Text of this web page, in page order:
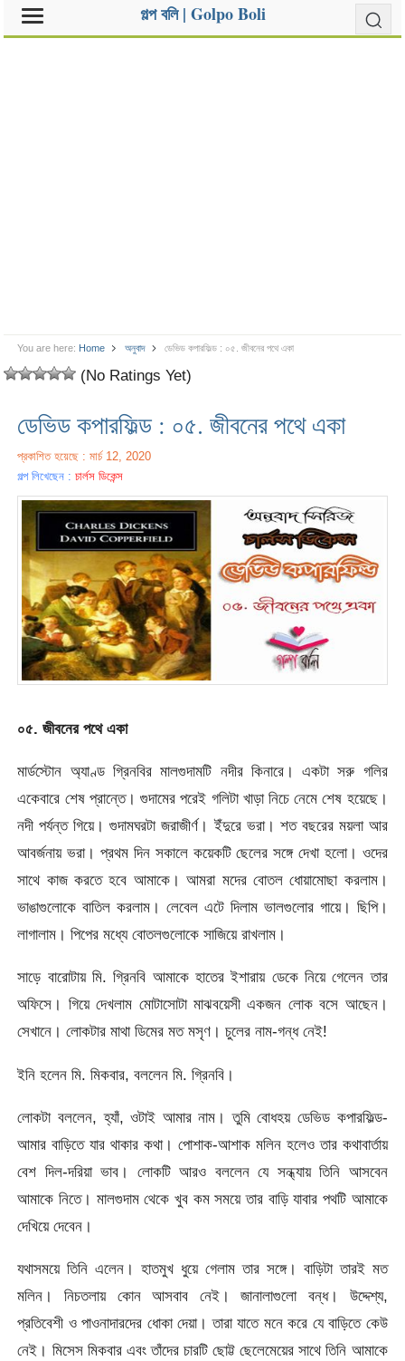
গল্প বলি | Golpo Boli
You are here: Home অনুবাদ ডেভিড কপারফিল্ড : ০৫. জীবনের পথে একা
(No Ratings Yet)
ডেভিড কপারফিল্ড : ০৫. জীবনের পথে একা
প্রকাশিত হয়েছে : মার্চ 12, 2020
গল্প লিখেছেন :চার্লস ডিকেন্স
০৫. জীবনের পথে একা
মার্ডস্টোন অ্যাণ্ড গ্রিনবির মালগুদামটি নদীর কিনারে। একটা সরু গলির
একেবারে শেষ প্রান্তে। গুদামের পরেই গলিটা খাড়া নিচে নেমে শেষ হয়েছে।
নদী পর্যন্ত গিয়ে। গুদামঘরটা জরাজীর্ণ। ইঁদুরে ভরা। শত বছরের ময়লা আর
আবর্জনায় ভরা। প্রথম দিন সকালে কয়েকটি ছেলের সঙ্গে দেখা হলো। ওদের
সাথে কাজ করতে হবে আমাকে। আমরা মদের বোতল ধােয়ামোছা করলাম।
ভাঙাগুলোকে বাতিল করলাম। লেবেল এটে দিলাম ভালগুলোর গায়ে। ছিপি।
লাগালাম। পিপের মধ্যে বোতলগুলোকে সাজিয়ে রাখলাম।
সাড়ে বারোটায় মি. গ্রিনবি আমাকে হাতের ইশারায় ডেকে নিয়ে গেলেন তার
অফিসে। গিয়ে দেখলাম মোটাসোটা মাঝবয়েসী একজন লোক বসে আছেন।
সেখানে। লোকটার মাথা ডিমের মত মসৃণ। চুলের নাম-গন্ধ নেই!
ইনি হলেন মি. মিকবার, বললেন মি. গ্রিনবি।
লোকটা বললেন, হ্যাঁ, ওটাই আমার নাম। তুমি বোধহয় ডেভিড কপারফিল্ড-
আমার বাড়িতে যার থাকার কথা। পোশাক-আশাক মলিন হলেও তার কথাবার্তায়
বেশ দিল-দরিয়া ভাব। লোকটি আরও বললেন যে সন্ধ্যায় তিনি আসবেন
আমাকে নিতে। মালগুদাম থেকে খুব কম সময়ে তার বাড়ি যাবার পথটি আমাকে
দেখিয়ে দেবেন।
যথাসময়ে তিনি এলেন। হাতমুখ ধুয়ে গেলাম তার সঙ্গে। বাড়িটা তারই মত
মলিন। নিচতলায় কোন আসবাব নেই। জানালাগুলো বন্ধ। উদ্দেশ্য,
প্রতিবেশী ও পাওনাদারদের ধােকা দেয়া। তারা যাতে মনে করে যে বাড়িতে কেউ
নেই। মিসেস মিকবার এবং তাঁদের চারটি ছোট্ট ছেলেমেয়ের সাথে তিনি আমাকে